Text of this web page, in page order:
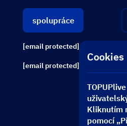
spolupráce
[email protected]
[email protected]
Cookies
Kliknutím
pomocí